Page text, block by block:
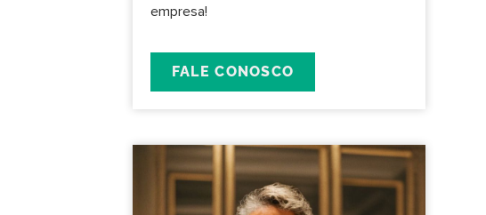
empresa!
FALE CONOSCO